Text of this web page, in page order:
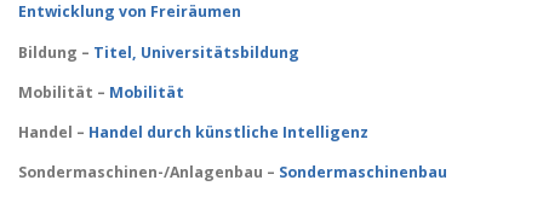
Entwicklung von Freiräumen
Bildung – Titel, Universitätsbildung
Mobilität – Mobilität
Handel – Handel durch künstliche Intelligenz
Sondermaschinen-/Anlagenbau – Sondermaschinenbau